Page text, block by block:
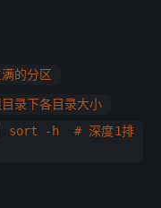
分区
各目录大小
sort -h # 深度1排